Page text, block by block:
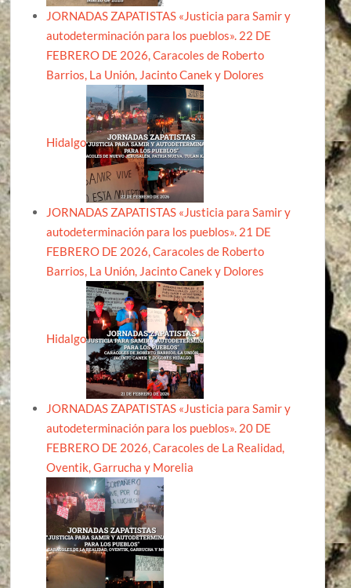
JORNADAS ZAPATISTAS «Justicia para Samir y
autodeterminación para los pueblos». 22 DE
FEBRERO DE 2026, Caracoles de Roberto
Barrios, La Unión, Jacinto Canek y Dolores
Hidalgo
JORNADAS ZAPATISTAS «Justicia para Samir y
autodeterminación para los pueblos». 21 DE
FEBRERO DE 2026, Caracoles de Roberto
Barrios, La Unión, Jacinto Canek y Dolores
Hidalgo
JORNADAS ZAPATISTAS «Justicia para Samir y
autodeterminación para los pueblos». 20 DE
FEBRERO DE 2026, Caracoles de La Realidad,
Oventik, Garrucha y Morelia